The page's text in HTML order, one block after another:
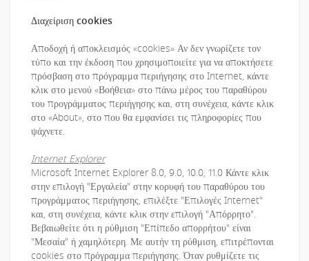
Διαχείριση cookies
Αποδοχή ή αποκλεισμός «cookies» Αν δεν γνωρίζετε τον
τύπο και την έκδοση που χρησιμοποιείτε για να αποκτήσετε
πρόσβαση στο πρόγραμμα περιήγησης στο Internet, κάντε
κλικ στο μενού «Βοήθεια» στο πάνω μέρος του παραθύρου
του προγράμματος περιήγησης και, στη συνέχεια, κάντε κλικ
στο «About», στο που θα εμφανίσει τις πληροφορίες που
ψάχνετε.
Internet Explorer
Microsoft Internet Explorer 8.0, 9.0, 10.0, 11.0 Κάντε κλικ
στην επιλογή "Εργαλεία" στην κορυφή του παραθύρου του
προγράμματος περιήγησης, επιλέξτε "Επιλογές Internet"
και, στη συνέχεια, κάντε κλικ στην επιλογή "Απόρρητο".
Βεβαιωθείτε ότι η ρύθμιση "Επίπεδο απορρήτου" είναι
"Μεσαία" ή χαμηλότερη. Με αυτήν τη ρύθμιση, επιτρέπονται
cookies στο πρόγραμμα περιήγησης. Όταν ρυθμίζετε τις